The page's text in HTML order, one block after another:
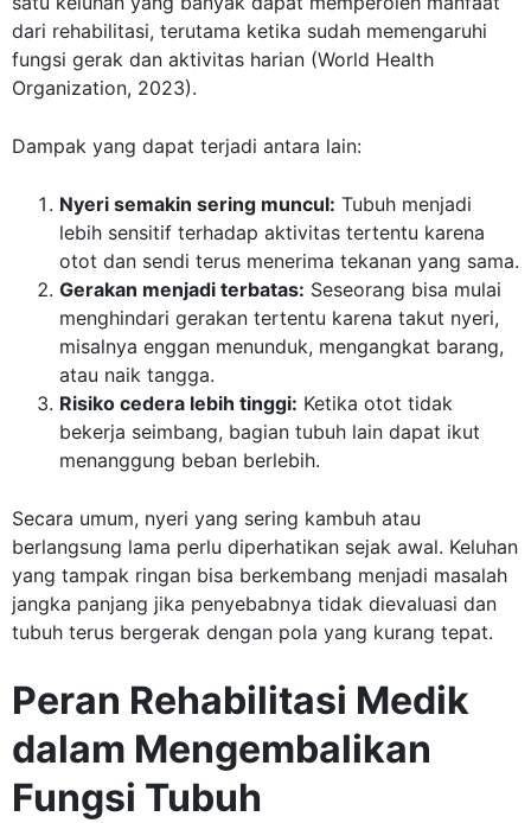
dari rehabilitasi, terutama ketika sudah memengaruhi
fungsi gerak dan aktivitas harian (World Health
Organization, 2023).
Dampak yang dapat terjadi antara lain:
Nyeri semakin sering muncul: Tubuh menjadi
lebih sensitif terhadap aktivitas tertentu karena
otot dan sendi terus menerima tekanan yang sama.
Gerakan menjadi terbatas: Seseorang bisa mulai
menghindari gerakan tertentu karena takut nyeri,
misalnya enggan menunduk, mengangkat barang,
atau naik tangga.
Risiko cedera lebih tinggi: Ketika otot tidak
bekerja seimbang, bagian tubuh lain dapat ikut
menanggung beban berlebih.
Secara umum, nyeri yang sering kambuh atau
berlangsung lama perlu diperhatikan sejak awal. Keluhan
yang tampak ringan bisa berkembang menjadi masalah
jangka panjang jika penyebabnya tidak dievaluasi dan
tubuh terus bergerak dengan pola yang kurang tepat.
Peran Rehabilitasi Medik
dalam Mengembalikan
Fungsi Tubuh